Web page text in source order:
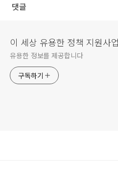
댓글
이 세상 유용한 정책 지원사업
유용한 정보를 제공합니다
구독하기